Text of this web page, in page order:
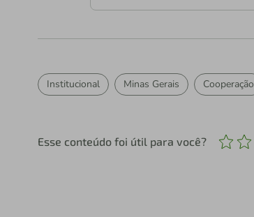
Institucional Minas Gerais Cooperação
Esse conteúdo foi útil para você?